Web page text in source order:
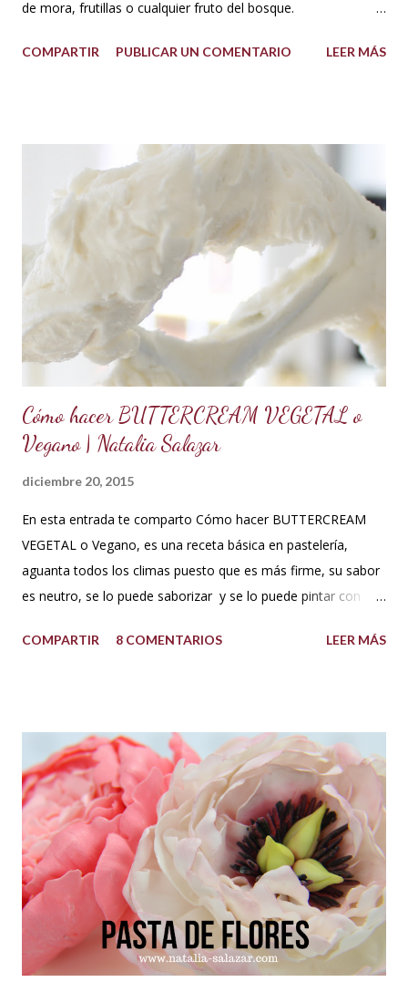
de mora, frutillas o cualquier fruto del bosque.
huevo en un tazón con los 300 g de azúcar a baño María .
que forme picos. A la mezcla agregar la mantequilla que debe
estar a temperatura ambiente, batir constantemente hasta
cremar y formar picos. Agregar la vainilla y la mermelada.
Batir hasta integrar. Se puede decorar cualquier tipo de
cupcakes o rellenar una torta o cubrir el cake tu sabor
favorito. Se debe conservar en refrigeración y es mejor
utilizarlo cuando está fresco, es decir recién hecho, porque
contiene huevos y mantequilla. Crema d...
COMPARTIR PUBLICAR UN COMENTARIO LEER MÁS
Cómo hacer BUTTERCREAM VEGETAL o
Vegano | Natalia Salazar
diciembre 20, 2015
En esta entrada te comparto Cómo hacer BUTTERCREAM
VEGETAL o Vegano, es una receta básica en pastelería,
aguanta todos los climas puesto que es más firme, su sabor
es neutro, se lo puede saborizar y se lo puede pintar con
este cupcakes, pasteles y lo que te guste. INGREDIENTES:
de vainilla al gusto. Colorantes en gel para repostería, si se
desea dar color. PREPARACIÓN: Cernir o tamizar el azúcar
glass. Colocar en un bowl o tazón la manteca blanca. Batir a
velocidad media e ir poniendo el azúcar poco a poco hasta
que este firme y esponjoso. Agregar un chorrito de esencia
de vainilla o al gusto. Finalmente agregar el color deseado.
TIPS : Si deseas que el buttercream vegetal sea más duro
porque el clima está muy c...
COMPARTIR 8 COMENTARIOS LEER MÁS